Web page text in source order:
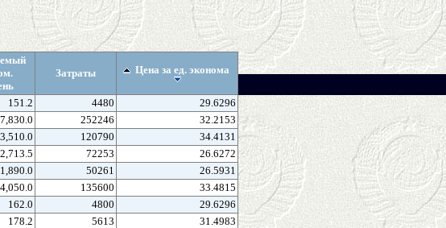
Затраты Цена за ед. эконома
151.2 4480
29.6296
7,830.0 252246
32.2153
3,510.0 120790
34.4131
2,713.5 72253
26.6272
1,890.0 50261
26.5931
4,050.0 135600
33.4815
162.0 4800
29.6296
178.2 5613
31.4983